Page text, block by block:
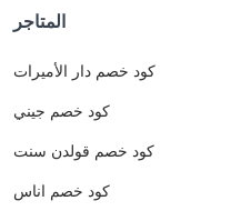
المتاجر
كود خصم دار الأميرات
كود خصم جيني
كود خصم قولدن سنت
كود خصم اناس